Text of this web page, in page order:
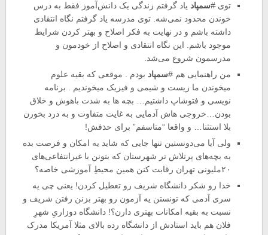
توی#سمپاد یاد گرفتم زندگی یک دانش‌آموز فقط به درس
خوندن محدود نمی‌شه. توی مدرسه یاد گرفتم نگاه انتقادی
داشته باشم و در نهایت به فکر اصلاح و بهتر کردن شرایط
موجود باشم. این نگاه انتقادی و اصلاح از خودمون و
مدرسمون شروع می‌شد.
من راهنمایی هم#سمپاد بودم . موقعی که بقیه علوم
میخوندن ما زیست و شیمی و فیزیک میخوندیم . برنامه
نویسی و فتوشاپ داشتیم… بچه ها به شدت باهوش و خلاق
بودن…خروجی هاش آدمایی به غایت متفاوت و به درد بخورن
بلا استثنا… و واقعا “متاسفم” برای حذفش!
ولی آیا می‌دونستین تنها جایی که شاید یه امکان و فرصت بده
به بچه‌های پرتلاش تر شهرستان که بتونن با غیرانتفاعی‌های
۲۰ملیونی تهران رقابت کنن همین محیط‌ِ آموزشی خاصه؟
خدا رو شکر دانشگاه شریف رو تعطیل کردن! یعنی چی یه
سری آدمی که تونستن یه آزمون رو بهتر بزنن رفتن شریف و
نسبت به بقیه امکانات بهتری دارن؟! دانشگاه دوزاریِ شهرِ
فلان هم باید استادش از دانشگاه رده بالای مثلا آمریکا مدرک